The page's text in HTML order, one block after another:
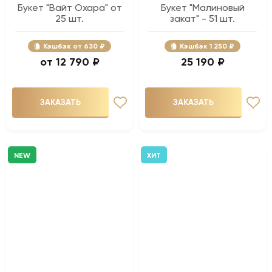
Букет "Вайт Охара" от
25 шт.
Кэшбэк 630 ₽
12 790 ₽
ЗАКАЗАТЬ
Букет "Малиновый
закат" - 51 шт.
Кэшбэк 1 250 ₽
25 190 ₽
ЗАКАЗАТЬ
NEW ХИТ